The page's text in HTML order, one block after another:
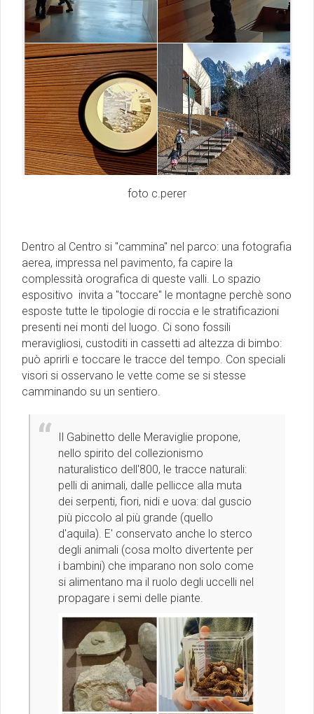
foto c.perer
Dentro al Centro si ''cammina'' nel parco: una fotografia
aerea, impressa nel pavimento, fa capire la
complessità orografica di queste valli. Lo spazio
espositivo invita a ''toccare'' le montagne perchè sono
esposte tutte le tipologie di roccia e le stratificazioni
presenti nei monti del luogo. Ci sono fossili
meravigliosi, custoditi in cassetti ad altezza di bimbo:
può aprirli e toccare le tracce del tempo. Con speciali
visori si osservano le vette come se si stesse
camminando su un sentiero.
Il Gabinetto delle Meraviglie propone,
nello spirito del collezionismo
naturalistico dell'800, le tracce naturali:
pelli di animali, dalle pellicce alla muta
dei serpenti, fiori, nidi e uova: dal guscio
più piccolo al più grande (quello
d'aquila). E' conservato anche lo sterco
degli animali (cosa molto divertente per
i bambini) che imparano non solo come
si alimentano ma il ruolo degli uccelli nel
propagare i semi delle piante.